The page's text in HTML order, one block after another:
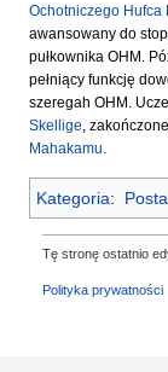
do
nawigacji
do
wyszukiwania
Ochotniczego Hufca
awansowany do
pułkownika OHM.
pełniący funkcję
szeregah OHM.
Skellige ,
Mahakamu
Kategoria:
Tę stronę ostatnio
Polityka prywatności